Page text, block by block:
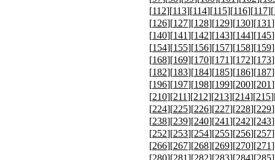
[112][113][114][115][116][117][
[126][127][128][129][130][131
[140][141][142][143][144][145
[154][155][156][157][158][159
[168][169][170][171][172][173
[182][183][184][185][186][187
[196][197][198][199][200][201
[210][211][212][213][214][215
[224][225][226][227][228][229
[238][239][240][241][242][243
[252][253][254][255][256][257
[266][267][268][269][270][271
[280][281][282][283][284][285